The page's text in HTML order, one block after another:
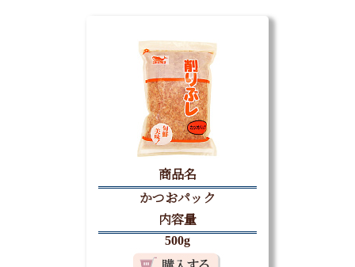
商品名
かつおパック
内容量
500g